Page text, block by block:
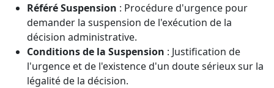
Référé Suspension : Procédure d'urgence pour
demander la suspension de l'exécution de la
décision administrative.
Conditions de la Suspension : Justification de
l'urgence et de l'existence d'un doute sérieux sur la
légalité de la décision.